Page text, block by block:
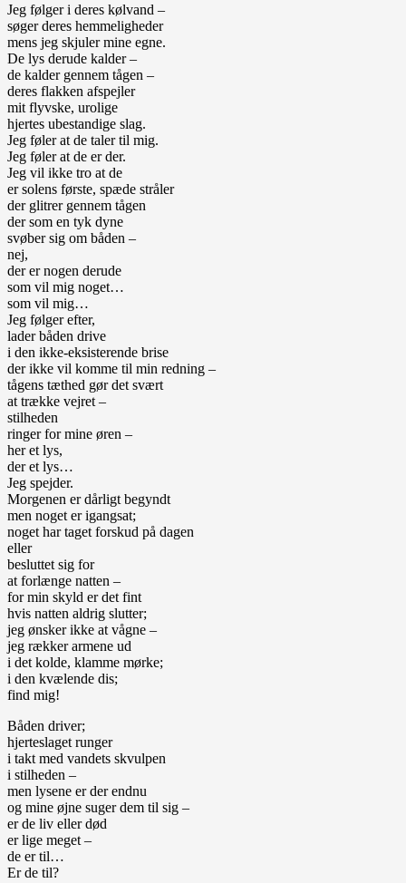
på
vandet
Jeg følger i deres kølvand –
søger deres hemmeligheder
mens jeg skjuler mine egne.
De lys derude kalder –
de kalder gennem tågen –
deres flakken afspejler
mit flyvske, urolige
hjertes ubestandige slag.
Jeg føler at de taler til mig.
Jeg føler at de er der.
Jeg vil ikke tro at de
er solens første, spæde stråler
der glitrer gennem tågen
der som en tyk dyne
svøber sig om båden –
nej,
der er nogen derude
som vil mig noget…
som vil mig…
Jeg følger efter,
lader båden drive
i den ikke-eksisterende brise
der ikke vil komme til min redning –
tågens tæthed gør det svært
at trække vejret –
stilheden
ringer for mine øren –
her et lys,
der et lys…
Jeg spejder.
Morgenen er dårligt begyndt
men noget er igangsat;
noget har taget forskud på dagen
eller
besluttet sig for
at forlænge natten –
for min skyld er det fint
hvis natten aldrig slutter;
jeg ønsker ikke at vågne –
jeg rækker armene ud
i det kolde, klamme mørke;
i den kvælende dis;
find mig!
Båden driver;
hjerteslaget runger
i takt med vandets skvulpen
i stilheden –
men lysene er der endnu
og mine øjne suger dem til sig –
er de liv eller død
er lige meget –
de er til…
Er de til?